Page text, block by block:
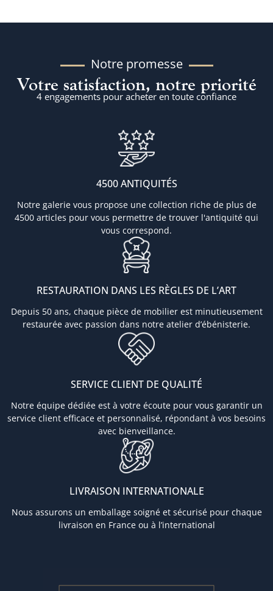
Notre promesse
Votre satisfaction, notre priorité
4 engagements pour acheter en toute confiance
4500 ANTIQUITÉS
Notre galerie vous propose une collection riche de plus de
4500 articles pour vous permettre de trouver l'antiquité qui
vous correspond.
RESTAURATION DANS LES RÈGLES DE L’ART
Depuis 50 ans, chaque pièce de mobilier est minutieusement
restaurée avec passion dans notre atelier d’ébénisterie.
SERVICE CLIENT DE QUALITÉ
Notre équipe dédiée est à votre écoute pour vous garantir un
service client efficace et personnalisé, répondant à vos besoins
avec bienveillance.
LIVRAISON INTERNATIONALE
Nous assurons un emballage soigné et sécurisé pour chaque
livraison en France ou à l’international